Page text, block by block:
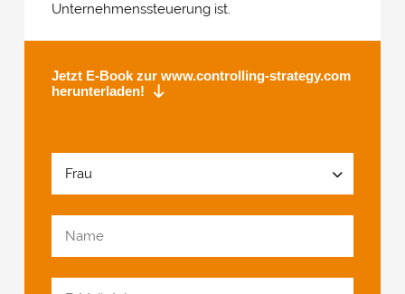
Unternehmenssteuerung ist.
Jetzt E-Book zur www.controlling-strategy.com
herunterladen!